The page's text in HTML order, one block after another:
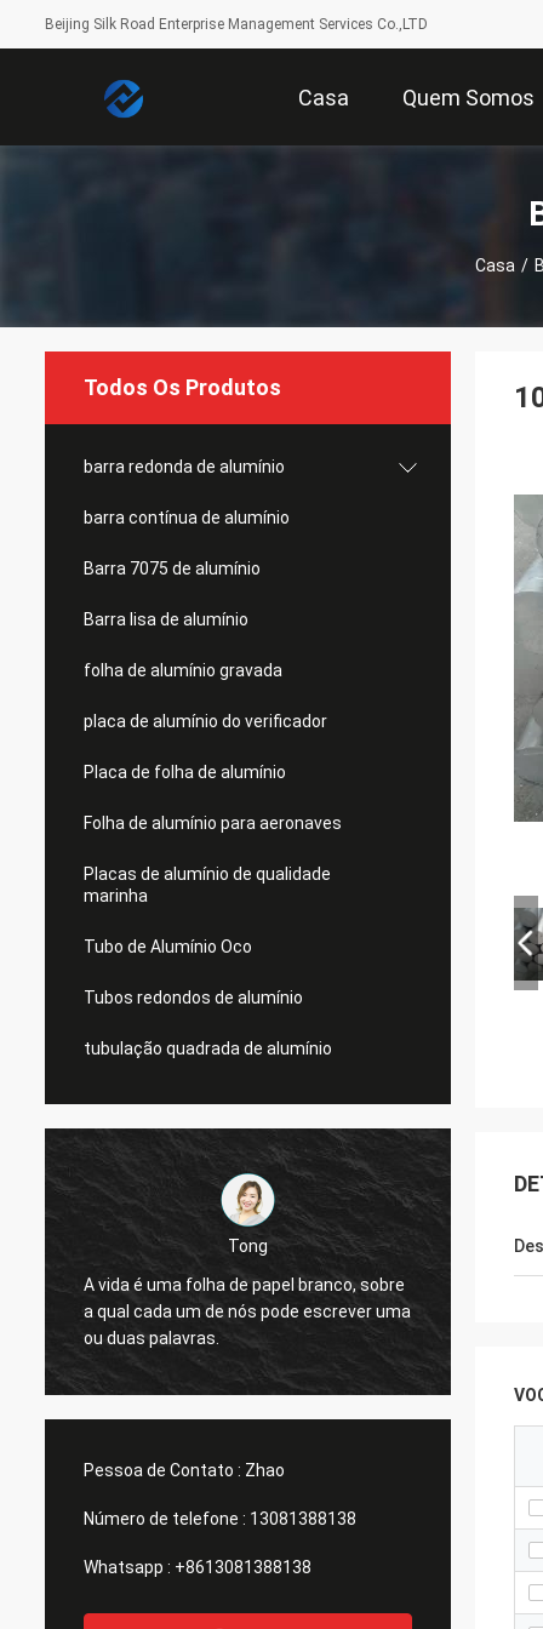
Beijing Silk Road Enterprise Management Services Co.,LTD
Casa Quem Somos
Casa /
Todos Os Produtos
barra redonda de alumínio
barra contínua de alumínio
Barra 7075 de alumínio
Barra lisa de alumínio
folha de alumínio gravada
placa de alumínio do verificador
Placa de folha de alumínio
Folha de alumínio para aeronaves
Placas de alumínio de qualidade
marinha
Tubo de Alumínio Oco
Tubos redondos de alumínio
tubulação quadrada de alumínio
Tong
A vida é uma folha de papel branco, sobre
a qual cada um de nós pode escrever uma
ou duas palavras.
Bons
Pessoa de Contato : Zhao
Número de telefone : 13081388138
Whatsapp : +8613081388138